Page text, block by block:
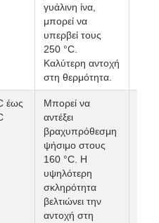
γυάλινη ίνα,
μπορεί να
υπερβεί τους
250 °C.
Καλύτερη αντοχή
στη θερμότητα.
έως
Μπορεί να
αντέξει
βραχυπρόθεσμη
ψήσιμο στους
160 °C. Η
υψηλότερη
σκληρότητα
βελτιώνει την
αντοχή στη